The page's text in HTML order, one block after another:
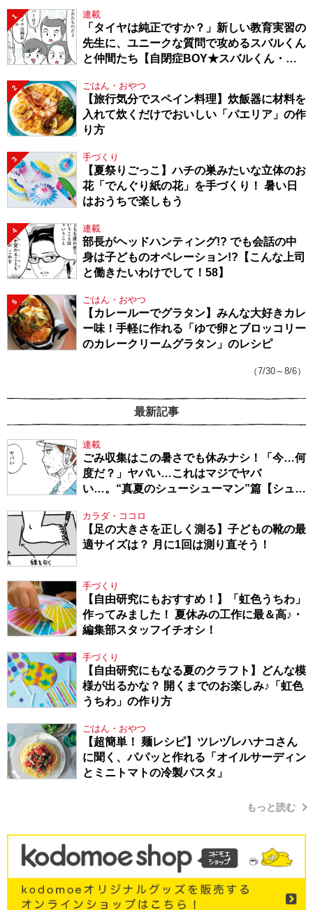
1 連載
「タイヤは純正ですか？」新しい教育実習の
先生に、ユニークな質問で攻めるスバルくん
と仲間たち【自閉症BOY★スバルくん・
2 ごはん・おやつ
【旅行気分でスペイン料理】炊飯器に材料を
入れて炊くだけでおいしい「パエリア」の作
り方
3 手づくり
【夏祭りごっこ】ハチの巣みたいな立体のお
花「でんぐり紙の花」を手づくり！ 暑い日
はおうちで楽しもう
4 連載
部長がヘッドハンティング!? でも会話の中
身は子どものオペレーション!?【こんな上司
と働きたいわけでして！58】
5 ごはん・おやつ
【カレールーでグラタン】みんな大好きカレ
ー味！手軽に作れる「ゆで卵とブロッコリー
のカレークリームグラタン」のレシピ
（7/30～8/6）
最新記事
連載
ごみ収集はこの暑さでも休みナシ！「今…何
度だ？」ヤバい…これはマジでヤバ
い…。“真夏のシューシューマン”篇【シュー
カラダ・ココロ
【足の大きさを正しく測る】子どもの靴の最
適サイズは？ 月に1回は測り直そう！
手づくり
【自由研究にもおすすめ！】「虹色うちわ」
作ってみました！ 夏休みの工作に最＆高♪・
編集部スタッフイチオシ！
手づくり
【自由研究にもなる夏のクラフト】どんな模
様が出るかな？ 開くまでのお楽しみ♪「虹色
うちわ」の作り方
ごはん・おやつ
【超簡単！ 麺レシピ】ツレヅレハナコさん
に聞く、パパッと作れる「オイルサーディン
とミニトマトの冷製パスタ」
もっと読む